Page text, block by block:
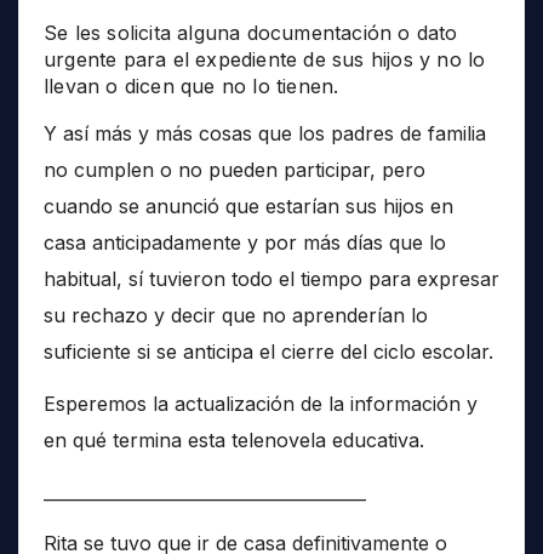
Se les solicita alguna documentación o dato
urgente para el expediente de sus hijos y no lo
llevan o dicen que no lo tienen.
Y así más y más cosas que los padres de familia
no cumplen o no pueden participar, pero
cuando se anunció que estarían sus hijos en
casa anticipadamente y por más días que lo
habitual, sí tuvieron todo el tiempo para expresar
su rechazo y decir que no aprenderían lo
suficiente si se anticipa el cierre del ciclo escolar.
Esperemos la actualización de la información y
en qué termina esta telenovela educativa.
Rita se tuvo que ir de casa definitivamente o